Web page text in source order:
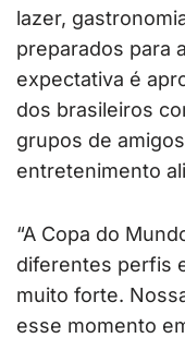
lazer,
preparados para
expectativa é
dos brasileiros
grupos de
entretenimento
“A Copa do
diferentes perfis
muito forte.
esse momento